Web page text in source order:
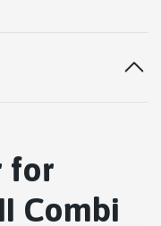
for
Combi